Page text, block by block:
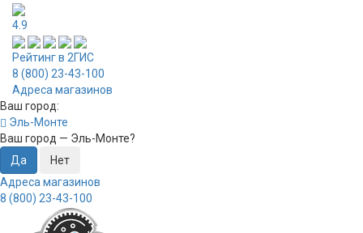
4.9
Рейтинг в 2ГИС
8 (800) 23-43-100
Адреса магазинов
Ваш город:
Эль-Монте
Ваш город — Эль-Монте?
Адреса магазинов
8 (800) 23-43-100